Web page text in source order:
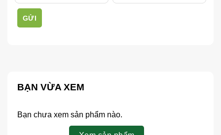
GỬI
BẠN VỪA XEM
Bạn chưa xem sản phẩm nào.